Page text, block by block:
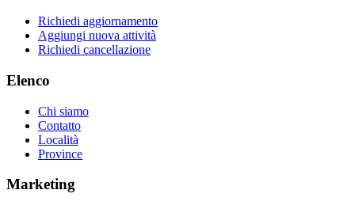
Richiedi aggiornamento
Aggiungi nuova attività
Richiedi cancellazione
Elenco
Chi siamo
Contatto
Località
Province
Marketing